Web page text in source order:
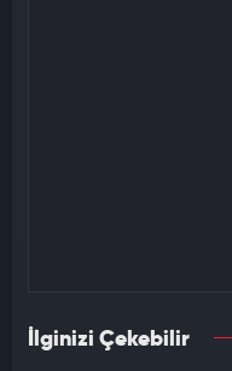
İlginizi Çekebilir